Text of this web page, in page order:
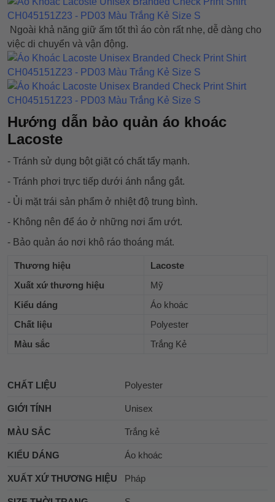
Ngoài khả năng giữ ấm tốt thì áo còn rất nhẹ, dễ dàng cho
việc di chuyển và vận động.
Hướng dẫn bảo quản áo khoác
Lacoste
- Tránh sử dụng bột giặt có chất tẩy mạnh.
- Tránh phơi trực tiếp dưới ánh nắng gắt.
- Ủi mặt trái sản phẩm ở nhiệt độ trung bình.
- Không nên để áo ở những nơi ẩm ướt.
- Bảo quản áo nơi khô ráo thoáng mát.
Thương hiệu
Lacoste
Xuất xứ thương hiệu
Mỹ
Kiểu dáng
Áo khoác
Chất liệu
Polyester
Màu sắc
Trắng Kẻ
CHẤT LIỆU Polyester
GIỚI TÍNH Unisex
MÀU SẮC Trắng kẻ
KIỂU DÁNG Áo khoác
XUẤT XỨ THƯƠNG HIỆU Pháp